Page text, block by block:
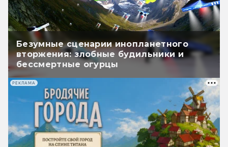
Безумные сценарии инопланетного
вторжения: злобные будильники и
бессмертные огурцы
РЕКЛАМА